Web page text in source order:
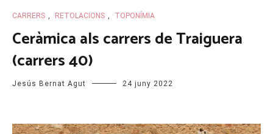
CARRERS , RETOLACIONS , TOPONÍMIA
Ceràmica als carrers de Traiguera
(carrers 40)
Jesús Bernat Agut 24 juny 2022